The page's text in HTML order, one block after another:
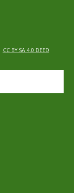
CC BY SA 4.0 DEED